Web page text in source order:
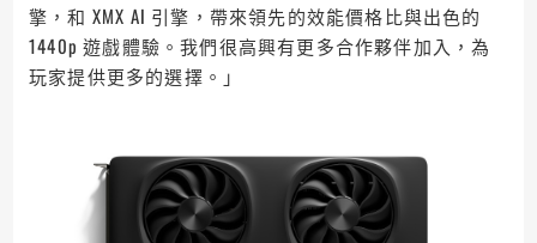
擎，和 XMX AI 引擎，帶來領先的效能價格比與出色的
1440p 遊戲體驗。我們很高興有更多合作夥伴加入，為
玩家提供更多的選擇。」